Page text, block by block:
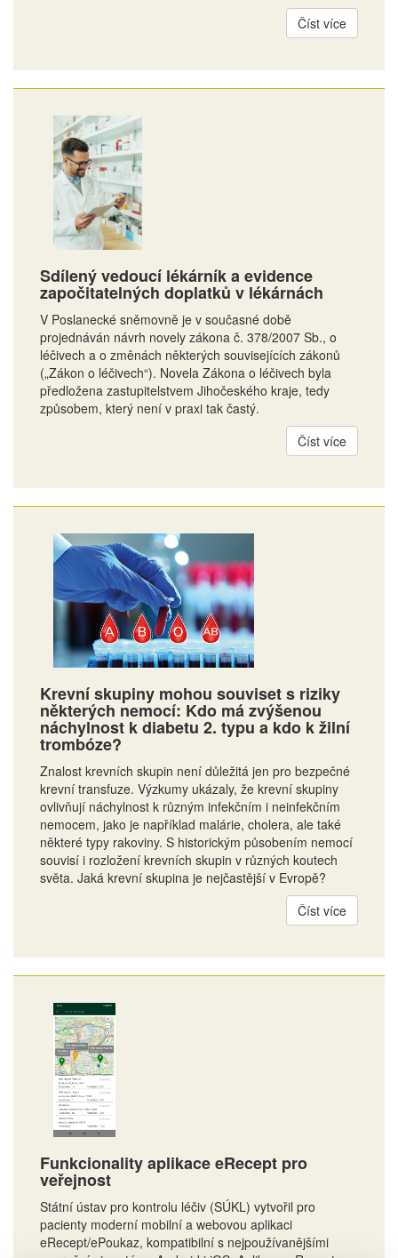
Číst více
Sdílený vedoucí lékárník a evidence
započitatelných doplatků v lékárnách
V Poslanecké sněmovně je v současné době
projednáván návrh novely zákona č. 378/2007 Sb., o
léčivech a o změnách některých souvisejících zákonů
(„Zákon o léčivech“). Novela Zákona o léčivech byla
předložena zastupitelstvem Jihočeského kraje, tedy
způsobem, který není v praxi tak častý.
Číst více
Krevní skupiny mohou souviset s riziky
některých nemocí: Kdo má zvýšenou
náchylnost k diabetu 2. typu a kdo k žilní
trombóze?
Znalost krevních skupin není důležitá jen pro bezpečné
krevní transfuze. Výzkumy ukázaly, že krevní skupiny
ovlivňují náchylnost k různým infekčním i neinfekčním
nemocem, jako je například malárie, cholera, ale také
některé typy rakoviny. S historickým působením nemocí
souvisí i rozložení krevních skupin v různých koutech
světa. Jaká krevní skupina je nejčastější v Evropě?
Číst více
Funkcionality aplikace eRecept pro
veřejnost
Státní ústav pro kontrolu léčiv (SÚKL) vytvořil pro
pacienty moderní mobilní a webovou aplikaci
eRecept/ePoukaz, kompatibilní s nejpoužívanějšími